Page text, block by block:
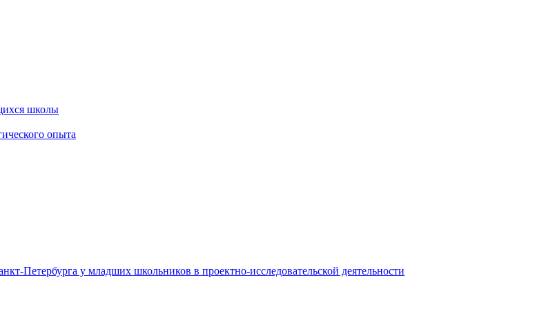
школы
опыта
Петербурга у младших школьников в проектно-исследовательской деятельности